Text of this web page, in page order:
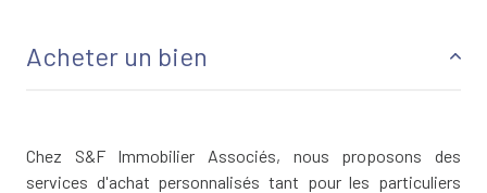
Acheter un bien
Chez S&F Immobilier Associés, nous proposons des
services d'achat personnalisés tant pour les particuliers